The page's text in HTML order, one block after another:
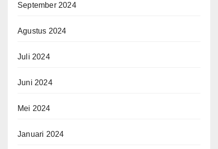
September 2024
Agustus 2024
Juli 2024
Juni 2024
Mei 2024
Januari 2024